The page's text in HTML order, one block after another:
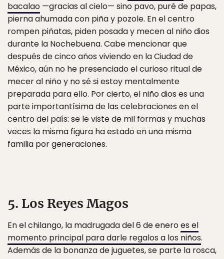
bacalao —gracias al cielo— sino pavo, puré de papas,
pierna ahumada con piña y pozole. En el centro
rompen piñatas, piden posada y mecen al niño dios
durante la Nochebuena. Cabe mencionar que
después de cinco años viviendo en la Ciudad de
México, aún no he presenciado el curioso ritual de
mecer al niño y no sé si estoy mentalmente
preparada para ello. Por cierto, el niño dios es una
parte importantísima de las celebraciones en el
centro del país: se le viste de mil formas y muchas
veces la misma figura ha estado en una misma
familia por generaciones.
5. Los Reyes Magos
En el chilango, la madrugada del 6 de eneroes el
momento principal para darle regalos a los niños.
Además de la bonanza de juguetes, se parte la rosca,